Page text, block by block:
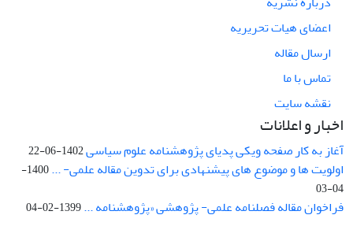
اعضای هیات تحریریه
ارسال مقاله
تماس با ما
نقشه سایت
اخبار و اعلانات
آغاز به کار صفحه ویکی پدیای پژوهشنامه علوم سیاسی1402-06-22
اولویت ها و موضوع های پیشنهادی برای تدوین مقاله علمی- ...
1400-
04-03
فراخوان مقاله فصلنامه علمی- پژوهشی «پژوهشنامه ...1399-02-04